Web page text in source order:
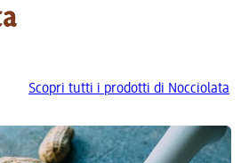
Scopri tutti i prodotti di Nocciolata